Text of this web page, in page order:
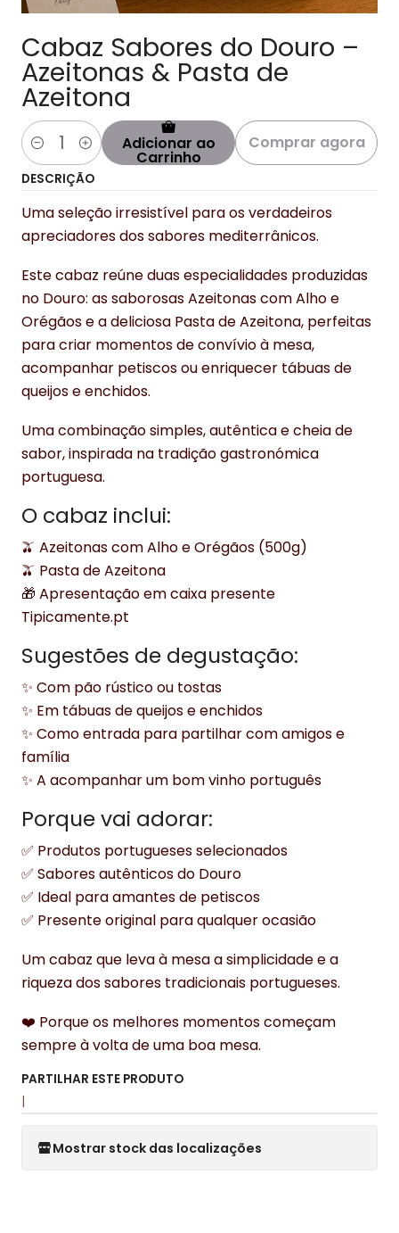
Cabaz Sabores do Douro –
Azeitonas & Pasta de
Azeitona
Quantidade Adicionar ao
Carrinho
Comprar agora
DESCRIÇÃO
Uma seleção irresistível para os verdadeiros
apreciadores dos sabores mediterrânicos.
Este cabaz reúne duas especialidades produzidas
no Douro: as saborosas Azeitonas com Alho e
Orégãos e a deliciosa Pasta de Azeitona, perfeitas
para criar momentos de convívio à mesa,
acompanhar petiscos ou enriquecer tábuas de
queijos e enchidos.
Uma combinação simples, autêntica e cheia de
sabor, inspirada na tradição gastronómica
portuguesa.
O cabaz inclui:
🫒 Azeitonas com Alho e Orégãos (500g)
🫒 Pasta de Azeitona
🎁 Apresentação em caixa presente
Tipicamente.pt
Sugestões de degustação:
✨ Com pão rústico ou tostas
✨ Em tábuas de queijos e enchidos
✨ Como entrada para partilhar com amigos e
família
✨ A acompanhar um bom vinho português
Porque vai adorar:
✅ Produtos portugueses selecionados
✅ Sabores autênticos do Douro
✅ Ideal para amantes de petiscos
✅ Presente original para qualquer ocasião
Um cabaz que leva à mesa a simplicidade e a
riqueza dos sabores tradicionais portugueses.
❤️ Porque os melhores momentos começam
sempre à volta de uma boa mesa.
PARTILHAR ESTE PRODUTO
|
Mostrar stock das localizações